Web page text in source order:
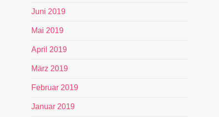
Juni 2019
Mai 2019
April 2019
März 2019
Februar 2019
Januar 2019